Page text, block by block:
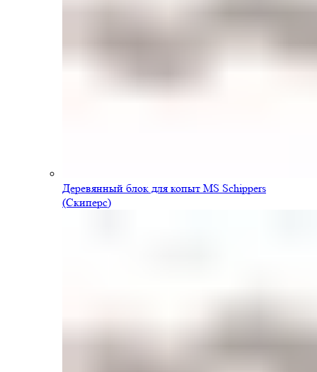
Деревянный блок для копыт MS Schippers
(Скиперс)